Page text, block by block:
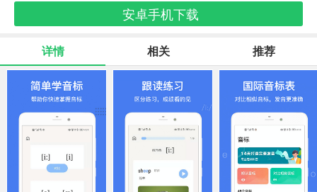
气象交通
84款应用
游戏辅助
478款应用
摄影美化
215款应用
社交聊天
183款应用
电子图书
439款应用
移动办公
184款应用
43款应用
金融理财
媒体影音
602款应用
安卓手机下载
详情 相关 推荐